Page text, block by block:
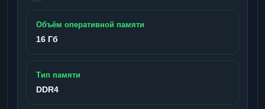
Объём оперативной памяти
16 Гб
Тип памяти
DDR4